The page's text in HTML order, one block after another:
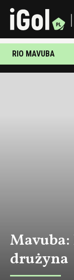
RIO MAVUBA
drużyna